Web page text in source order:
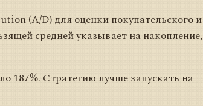
(A/D) для оценки покупательского и
средней указывает на накопление,
187%. Стратегию лучше запускать на